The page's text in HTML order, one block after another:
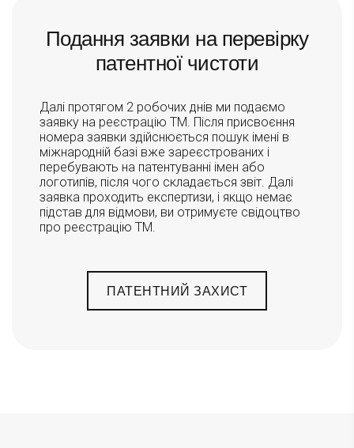
Подання заявки на перевірку
патентної чистоти
Далі протягом 2 робочих днів ми подаємо
заявку на реєстрацію ТМ. Після присвоєння
номера заявки здійснюється пошук імені в
міжнародній базі вже зареєстрованих і
перебувають на патентуванні імен або
логотипів, після чого складається звіт. Далі
заявка проходить експертизи, і якщо немає
підстав для відмови, ви отримуєте свідоцтво
про реєстрацію ТМ.
ПАТЕНТНИЙ ЗАХИСТ